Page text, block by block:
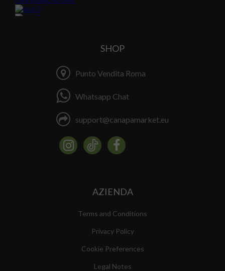
SHOP
Punto Vendita Roma
Whatsapp Chat
support@canapamarket.eu
AZIENDA
Terms and Conditions
Privacy Policy
Cookie Preferences
Legal Notes